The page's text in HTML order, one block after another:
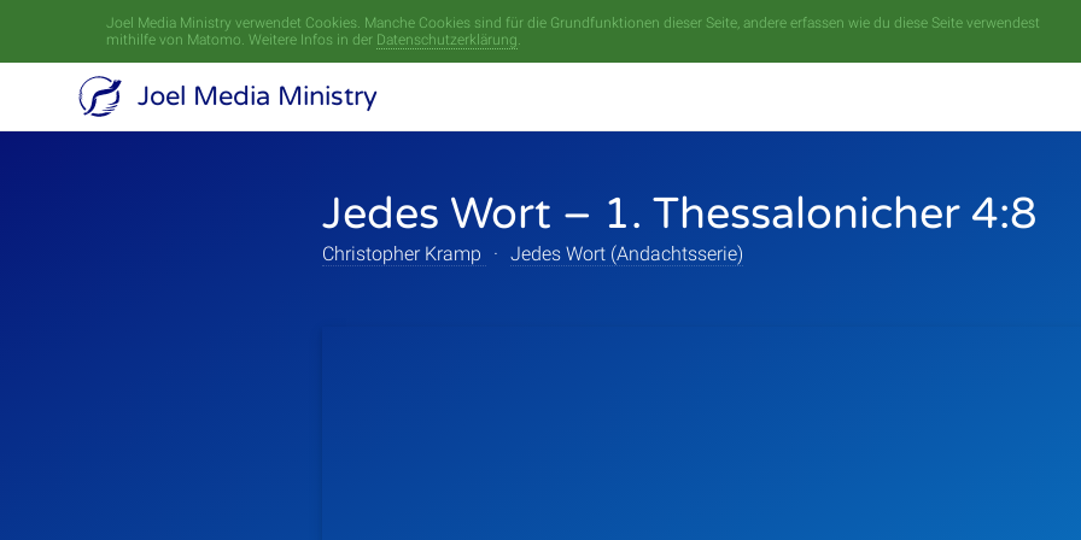
Joel Media Ministry verwendet Cookies. Manche Cookies sind für die Grundfunktionen dieser Seite, andere erfassen wie du diese Seite verwendest
mithilfe von Matomo. Weitere Infos in der Datenschutzerklärung.
Joel Media Ministry
Jedes Wort – 1. Thessalonicher 4:8
Christopher Kramp · Jedes Wort (Andachtsserie)